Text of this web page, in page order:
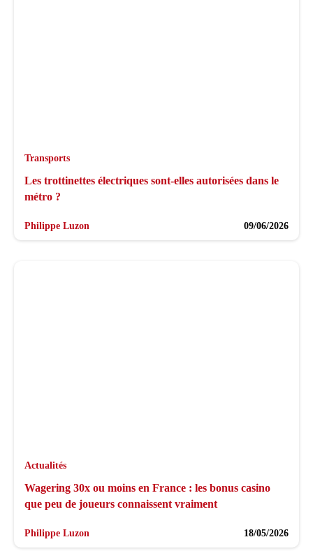
Transports
Les trottinettes électriques sont-elles autorisées dans le
métro ?
Philippe Luzon 09/06/2026
Actualités
Wagering 30x ou moins en France : les bonus casino
que peu de joueurs connaissent vraiment
Philippe Luzon 18/05/2026